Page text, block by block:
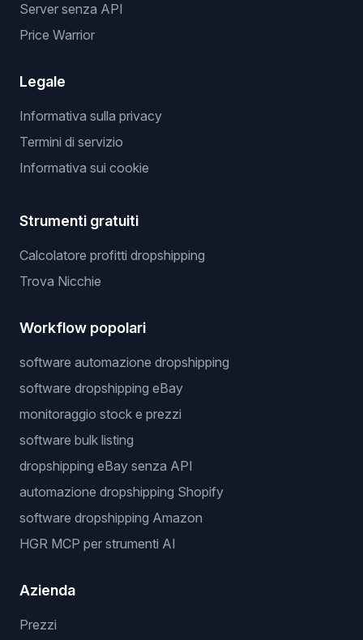
Server senza API
Price Warrior
Legale
Informativa sulla privacy
Termini di servizio
Informativa sui cookie
Strumenti gratuiti
Calcolatore profitti dropshipping
Trova Nicchie
Workflow popolari
software automazione dropshipping
software dropshipping eBay
monitoraggio stock e prezzi
software bulk listing
dropshipping eBay senza API
automazione dropshipping Shopify
software dropshipping Amazon
HGR MCP per strumenti AI
Azienda
Prezzi